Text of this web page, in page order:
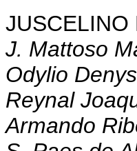
JUSCELINO
J. Mattoso
Odylio Denys
Reynal
Armando